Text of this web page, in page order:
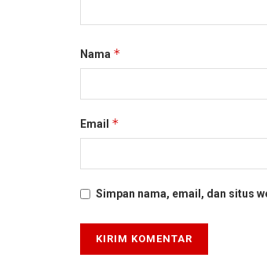
Nama *
Email *
Simpan nama, email, dan situs